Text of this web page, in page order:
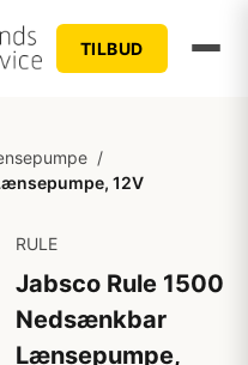
TILBUD
/
12V
RULE
Jabsco Rule 1500
Nedsænkbar
Lænsepumpe,